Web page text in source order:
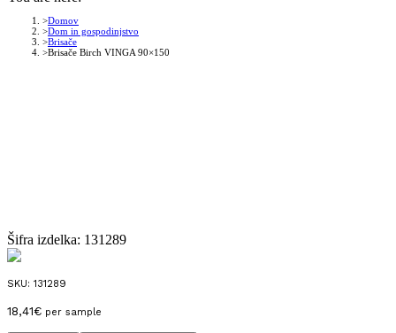
Domov
Dom in gospodinjstvo
Brisače
Brisače Birch VINGA 90×150
Šifra izdelka: 131289
SKU: 131289
18,41€ per sample